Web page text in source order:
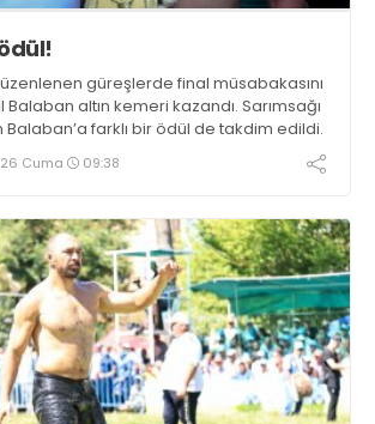
güreşlerde final müsabakasını
altın kemeri kazandı. Sarımsağı
farklı bir ödül de takdim edildi.
Cuma 09:38